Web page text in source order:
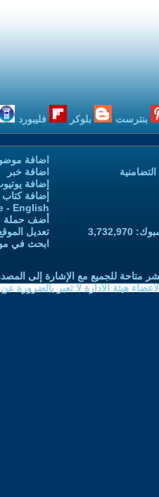
بنترست بلوكر فليبورد
اضافة
اضافة خبر
إضافة
إضافة كتاب
- English
أضف حملة
تعديل
ابحث في
متاحة للجميع مع الإشارة إلى
هيئة الادارة لا تعبر بالضرورة